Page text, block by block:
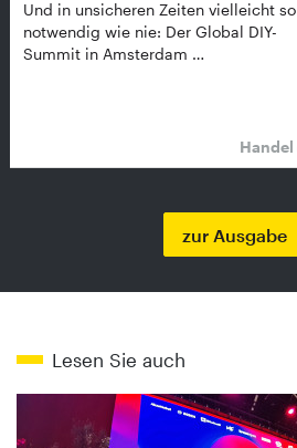
Und in unsicheren Zeiten vielleicht so
notwendig wie nie: Der Global DIY-
Summit in Amsterdam …
Handel
zur Ausgabe
Lesen Sie auch